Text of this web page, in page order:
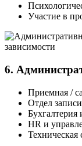
Участие в
6.
Приемная /
Отдел
HR и
Техническая